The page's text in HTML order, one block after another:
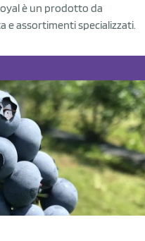
è un prodotto da
assortimenti specializzati.